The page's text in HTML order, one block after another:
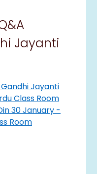
Jayanti
Jayanti
Class Room
30 January -
Room